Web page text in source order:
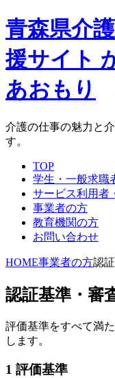
青森県介
援サイト
あおもり
介護の仕事の魅力と
す。
TOP
学生・一般求職
サービス利用者
事業者の方
教育機関の方
お問い合わせ
HOME事業者の方認
認証基準・審
評価基準をすべて満
します。
1 評価基準